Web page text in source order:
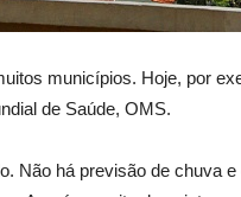
municípios. Hoje, por
de Saúde, OMS.
Não há previsão de chuva